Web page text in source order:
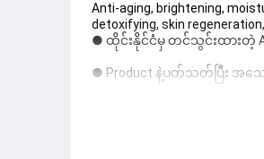
Anti-aging, brightening,
detoxifying, skin
● ထိုင်းနိုင်ငံမှ တင်သွင်းထားတဲ့
● Product နဲ့ပတ်သတ်ပြီး အသေ
● သတိပြုရန် - Preorder မှာယူ